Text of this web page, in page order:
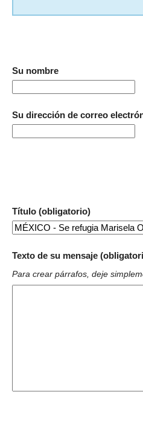
Su nombre
Su dirección de correo
Título (obligatorio)
Texto de su mensaje
Para crear párrafos, deje